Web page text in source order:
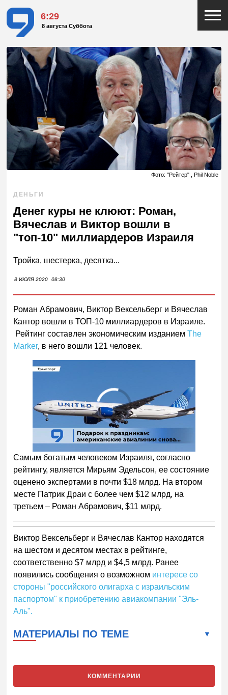
6:29
8 августа Суббота
Фото: "Рейтер" , Phil Noble
ДЕНЬГИ
Денег куры не клюют: Роман,
Вячеслав и Виктор вошли в
"топ-10" миллиардеров Израиля
Тройка, шестерка, десятка...
8 ИЮЛЯ 2020 08:30
Роман Абрамович, Виктор Вексельберг и Вячеслав
Кантор вошли в ТОП-10 миллиардеров в Израиле.
Рейтинг составлен экономическим изданиемThe
Marker, в него вошли 121 человек.
00:00/01:00
Самым богатым человеком Израиля, согласно
рейтингу, является Мирьям Эдельсон, ее состояние
оценено экспертами в почти $18 млрд. На втором
месте Патрик Драи с более чем $12 млрд, на
третьем – Роман Абрамович, $11 млрд.
Виктор Вексельберг и Вячеслав Кантор находятся
на шестом и десятом местах в рейтинге,
соответственно $7 млрд и $4,5 млрд. Ранее
появились сообщения о возможном интересе со
стороны "российского олигарха с израильским
паспортом" к приобретению авиакомпании "Эль-
Аль".
МАТЕРИАЛЫ ПО ТЕМЕ
КОММЕНТАРИИ